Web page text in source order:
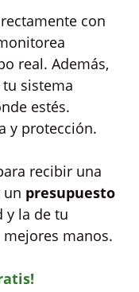
con
real. Además,
sistema
estés.
y protección.
recibir una
un presupuesto
y la de tu
manos.